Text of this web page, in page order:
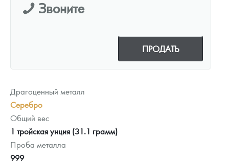
Звоните
ПРОДАТЬ
Драгоценный металл
Серебро
Общий вес
1 тройская унция (31.1 грамм)
Проба металла
999